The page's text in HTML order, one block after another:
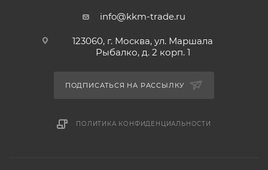
info@kkm-trade.ru
123060, г. Москва, ул. Маршала
Рыбалко, д. 2 корп. 1
ПОДПИСАТЬСЯ НА РАССЫЛКУ
ПОЛИТИКА КОНФИДЕНЦИАЛЬНОСТИ